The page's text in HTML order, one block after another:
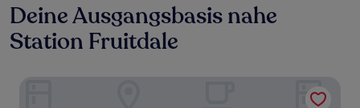
Deine Ausgangsbasis nahe
Station Fruitdale